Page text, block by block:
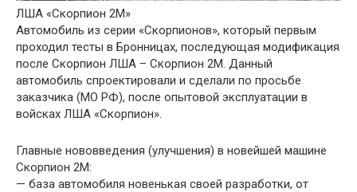
ЛША «Скорпион 2М»
Автомобиль из серии «Скорпионов», который первым
проходил тесты в Бронницах, последующая модификация
после Скорпион ЛША – Скорпион 2М. Данный
автомобиль спроектировали и сделали по просьбе
заказчика (МО РФ), после опытовой эксплуатации в
войсках ЛША «Скорпион».
Главные нововведения (улучшения) в новейшей машине
Скорпион 2М:
— база автомобиля новенькая своей разработки, от